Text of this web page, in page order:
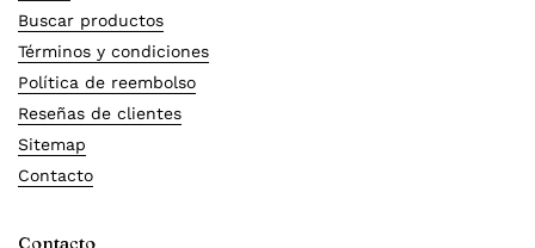
Buscar productos
Términos y condiciones
Política de reembolso
Reseñas de clientes
Sitemap
Contacto
Contacto